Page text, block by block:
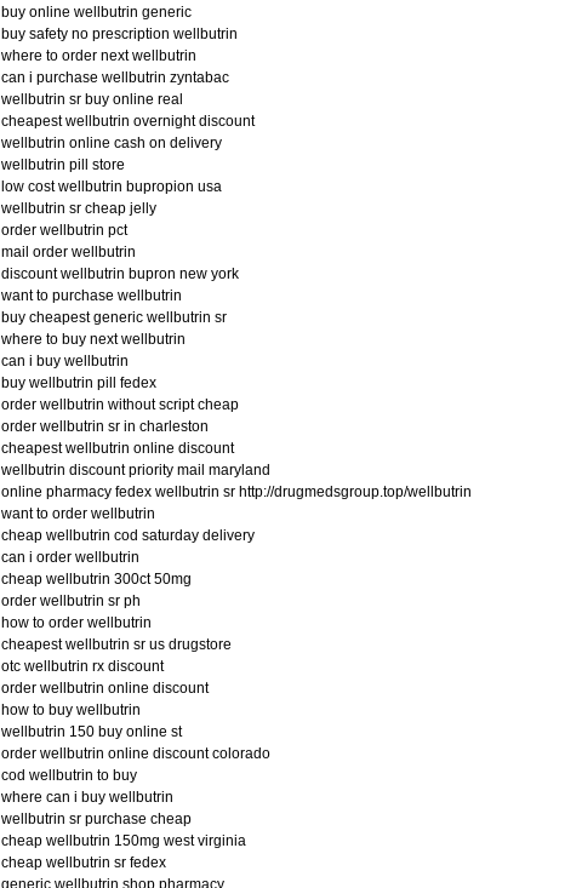
buy online wellbutrin generic
buy safety no prescription wellbutrin
where to order next wellbutrin
can i purchase wellbutrin zyntabac
wellbutrin sr buy online real
cheapest wellbutrin overnight discount
wellbutrin online cash on delivery
wellbutrin pill store
low cost wellbutrin bupropion usa
wellbutrin sr cheap jelly
order wellbutrin pct
mail order wellbutrin
discount wellbutrin bupron new york
want to purchase wellbutrin
buy cheapest generic wellbutrin sr
where to buy next wellbutrin
can i buy wellbutrin
buy wellbutrin pill fedex
order wellbutrin without script cheap
order wellbutrin sr in charleston
cheapest wellbutrin online discount
wellbutrin discount priority mail maryland
online pharmacy fedex wellbutrin sr http://drugmedsgroup.top/wellbutrin
want to order wellbutrin
cheap wellbutrin cod saturday delivery
can i order wellbutrin
cheap wellbutrin 300ct 50mg
order wellbutrin sr ph
how to order wellbutrin
cheapest wellbutrin sr us drugstore
otc wellbutrin rx discount
order wellbutrin online discount
how to buy wellbutrin
wellbutrin 150 buy online st
order wellbutrin online discount colorado
cod wellbutrin to buy
where can i buy wellbutrin
wellbutrin sr purchase cheap
cheap wellbutrin 150mg west virginia
cheap wellbutrin sr fedex
generic wellbutrin shop pharmacy